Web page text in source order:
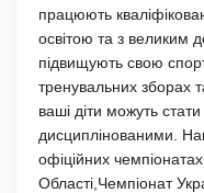
працюють
освітою та з великим
підвищують свою
тренувальних зборах
ваші діти можуть
дисциплінованими.
офіційних
Області,Чемпіонат